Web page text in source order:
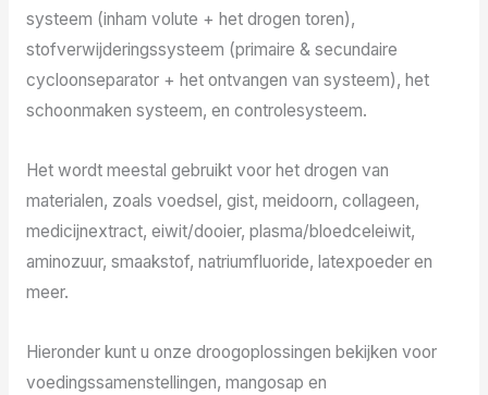
systeem (inham volute + het drogen toren),
stofverwijderingssysteem (primaire & secundaire
cycloonseparator + het ontvangen van systeem), het
schoonmaken systeem, en controlesysteem.
Het wordt meestal gebruikt voor het drogen van
materialen, zoals voedsel, gist, meidoorn, collageen,
medicijnextract, eiwit/dooier, plasma/bloedceleiwit,
aminozuur, smaakstof, natriumfluoride, latexpoeder en
meer.
Hieronder kunt u onze droogoplossingen bekijken voor
voedingssamenstellingen, mangosap en